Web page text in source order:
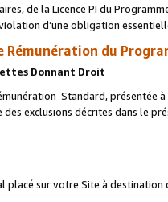
de la Licence PI du
d’une obligation
Rémunération du
Donnant Droit
Standard, présentée
des exclusions décrites dans le
placé sur votre Site à destination